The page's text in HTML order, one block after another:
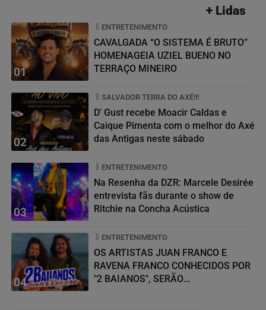
+ Lidas
01
ENTRETENIMENTO
CAVALGADA “O SISTEMA É BRUTO”
HOMENAGEIA UZIEL BUENO NO
TERRAÇO MINEIRO
02
SALVADOR TERRA DO AXÉ!!!
D' Gust recebe Moacir Caldas e
Caique Pimenta com o melhor do Axé
das Antigas neste sábado
03
ENTRETENIMENTO
Na Resenha da DZR: Marcele Desirée
entrevista fãs durante o show de
Ritchie na Concha Acústica
04
ENTRETENIMENTO
OS ARTISTAS JUAN FRANCO E
RAVENA FRANCO CONHECIDOS POR
"2 BAIANOS", SERÃO